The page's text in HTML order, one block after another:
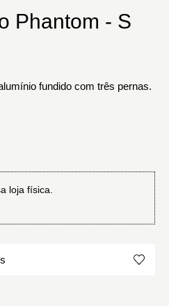
Phantom - S
fundido com três pernas.
loja física.